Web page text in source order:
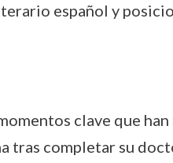
español y
clave que
tras completar su